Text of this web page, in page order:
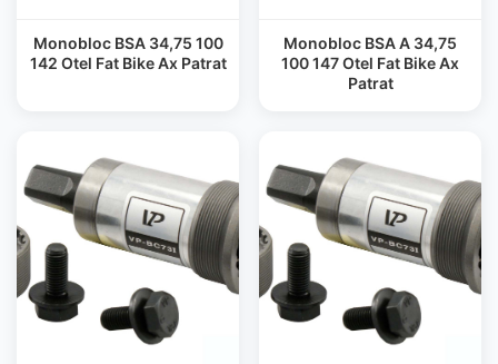
Monobloc BSA 34,75 100
142 Otel Fat Bike Ax Patrat
Monobloc BSA A 34,75
100 147 Otel Fat Bike Ax
Patrat